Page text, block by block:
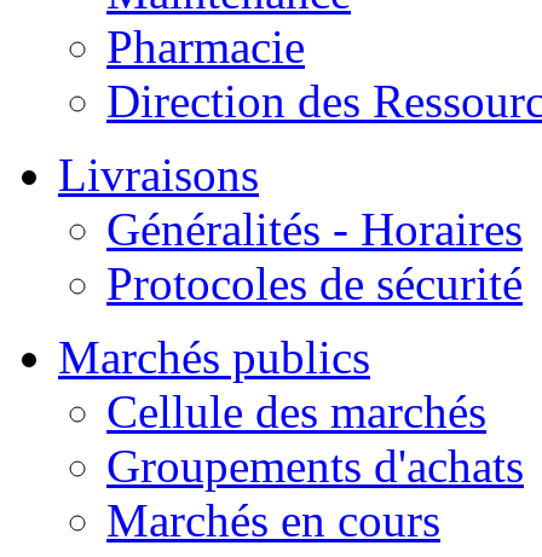
Pharmacie
Direction des
Livraisons
Généralités - Horaires
Protocoles de sécurité
Marchés publics
Cellule des marchés
Groupements d'achats
Marchés en cours